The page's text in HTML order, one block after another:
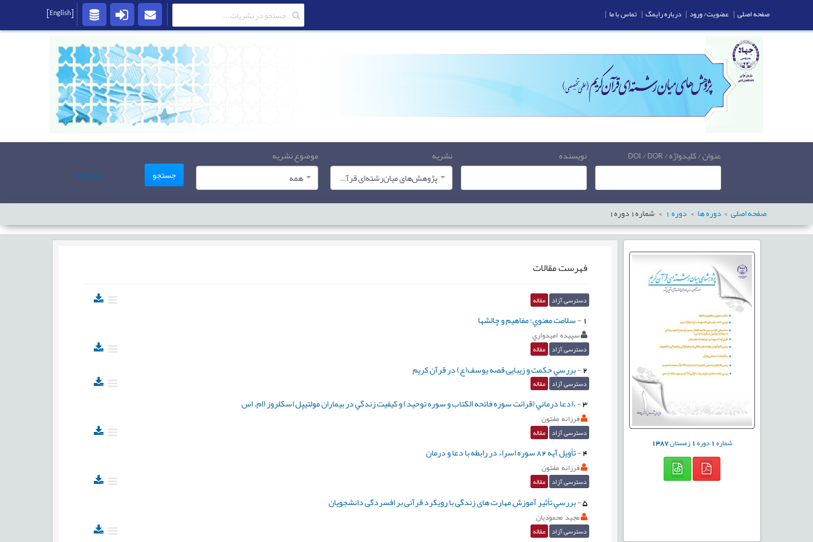
عنوان / کلیدواژه / DOI / DOR نویسنده
نشریه
پژوهش‌های میان‌رشته‌ای قرآن کریم
موضوع نشریه
همه
جستجو پیشرفته
صفحه اصلی دوره ها دوره شماره1دوره1
شماره1دوره1زمستان1387
فهرست مقالات
دسترسی آزاد مقاله
1
-سلامت معنوي؛ مفاهيم و چالشها
سپيده اميدواري
دسترسی آزاد مقاله
2
-بررسي حكمت و زیبایی قصه يوسف(ع) در قرآن كريم
دسترسی آزاد مقاله
3
-.(دعا درماني (قرائت سوره فاتحه الكتاب و سوره توحيد) و كيفيت زندگي در بيماران مولتيپل اسكلروز (ام. اس
فرزانه مفتون
دسترسی آزاد مقاله
4
-تأویل آيه 82 سوره اسراء در رابطه با دعا و درمان
فرزانه مفتون
دسترسی آزاد مقاله
5
-بررسي تأثیر آموزش مهارت های زندگی با رویکرد قرآنی بر افسردگی دانشجويان
مجید محمودیان
دسترسی آزاد مقاله
صفحه اصلی | عضویت/ ورود | درباره رایمگ | تماس با ما |
[English]